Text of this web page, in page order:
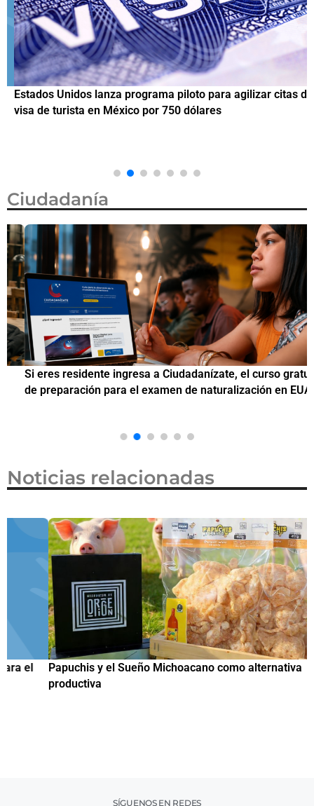
Estados Unidos lanza programa piloto para agilizar citas de
visa de turista en México por 750 dólares
Ciudadanía
Si eres residente ingresa a Ciudadanízate, el curso gratuito
de preparación para el examen de naturalización en EUA
Noticias relacionadas
Papuchis y el Sueño Michoacano como alternativa
productiva
SÍGUENOS EN REDES